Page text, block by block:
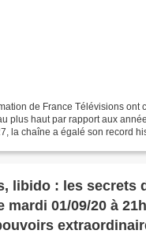
de France Télévisions ont
plus haut par rapport aux
la chaîne a égalé son record
libido : les secrets
mardi 01/09/20 à